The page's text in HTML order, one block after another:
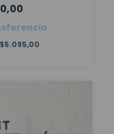
$5.095,00